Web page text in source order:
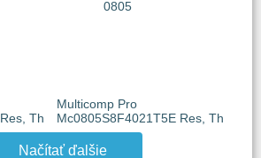
Th
Multicomp Pro
Mc0805S8F4021T5E Res, Th
Načítať ďalšie